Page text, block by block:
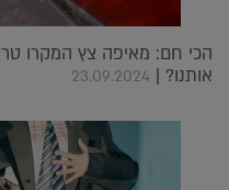
הכי חם: מאיפה צץ המקרו
אותנו? | 23.09.2024